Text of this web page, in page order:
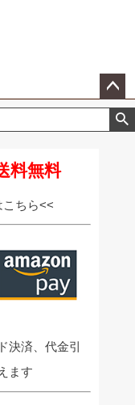
ペー
ジト
料無料
ちら<<
決済、代金引
ます